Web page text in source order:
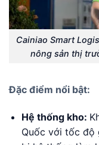
Cainiao Smart
nông sản thị
Đặc điểm nổi bật:
Hệ thống kho:
Quốc với tốc độ